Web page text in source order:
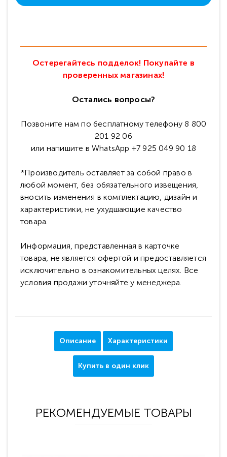
Остерегайтесь подделок! Покупайте в
проверенных магазинах!
Остались вопросы?
Позвоните нам по бесплатному телефону 8 800
201 92 06
или напишите в WhatsApp +7 925 049 90 18
*Производитель оставляет за собой право в
любой момент, без обязательного извещения,
вносить изменения в комплектацию, дизайн и
характеристики, не ухудшающие качество
товара.
Информация, представленная в карточке
товара, не является офертой и предоставляется
исключительно в ознакомительных целях. Все
условия продажи уточняйте у менеджера.
Описание Характеристики
Купить в один клик
РЕКОМЕНДУЕМЫЕ ТОВАРЫ